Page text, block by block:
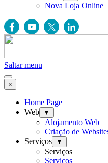
Nova Loja Online
Saltar menu
×
Home Page
Web
▼
Alojamento Web
Criação de
Serviços
▼
Serviços
Serviços